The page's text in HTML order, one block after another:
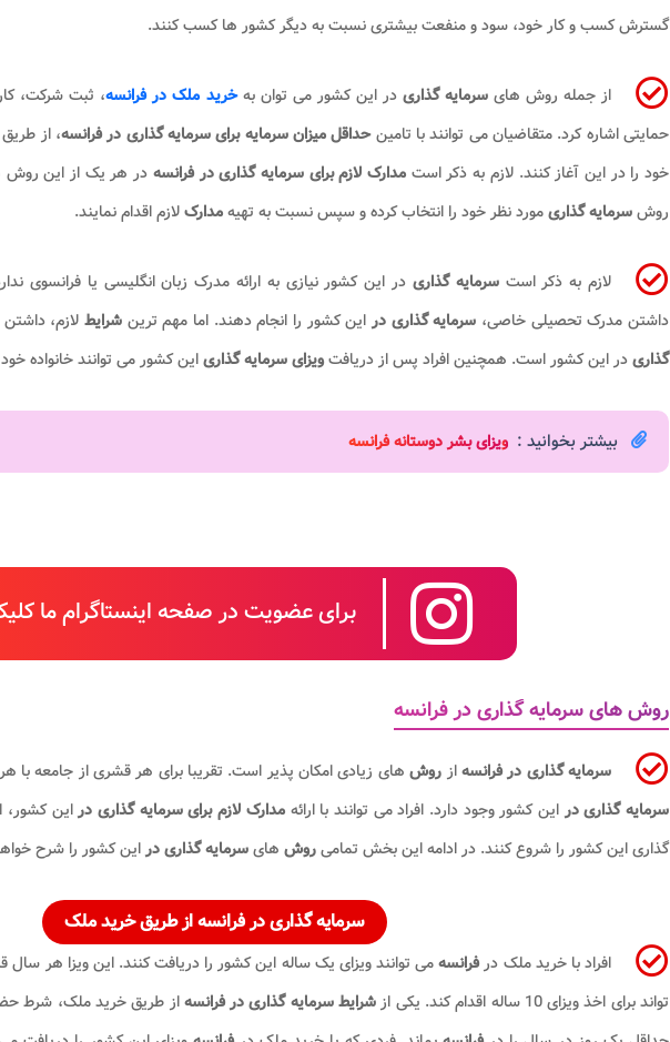
گسترش کسب و کار خود، سود و منفعت بیشتری نسبت به دیگر کشور ها کسب کنند.
از جمله روش های سرمایه گذاری در این کشور می توان بهخرید ملک در فرانسه، ثبت شرکت،
حمایتی اشاره کرد. متقاضیان می توانند با تامینحداقل میزان سرمایه برای سرمایه گذاری در فرانسه، از
خود را در این آغاز کنند. لازم به ذکر است مدارک لازم برای سرمایه گذاری در فرانسه در هر یک از این روش
روشسرمایه گذاریمورد نظر خود را انتخاب کرده و سپس نسبت به تهیهمدارکلازم اقدام نمایند.
لازم به ذکر استسرمایه گذاری در این کشور نیازی به ارائه مدرک زبان انگلیسی یا فرانسوی
داشتن مدرک تحصیلی خاصی، سرمایه گذاری دراین کشور را انجام دهند. اما مهم ترین شرایطلازم،
گذاریدر این کشور است. همچنین افراد پس از دریافتویزای سرمایه گذاریاین کشور می توانند خانواده خود
بیشتر بخوانید : ویزای بشر دوستانه فرانسه
برای عضویت در صفحه اینستاگرام ما
روش های سرمایه گذاری در فرانسه
سرمایه گذاری در فرانسهاز روش های زیادی امکان پذیر است. تقریبا برای هر قشری از جامعه با
سرمایه گذاری دراین کشور وجود دارد. افراد می توانند با ارائهمدارک لازم برای سرمایه گذاری دراین کشور،
گذاری این کشور را شروع کنند. در ادامه این بخش تمامیروش هایسرمایه گذاری دراین کشور را شرح
سرمایه گذاری در فرانسهاز طریق خرید ملک
افراد با خرید ملک درفرانسه
تواند برای اخذ ویزای 10 ساله اقدام کند. یکی از
شرایط سرمایه گذاری در فرانسهاز طریق خرید ملک، شرط